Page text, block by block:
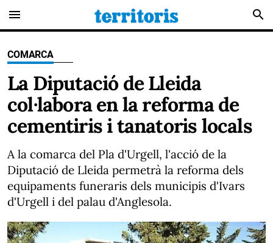
menu search
COMARCA
La Diputació de Lleida
col·labora en la reforma de
cementiris i tanatoris locals
A la comarca del Pla d'Urgell, l'acció de la
Diputació de Lleida permetrà la reforma dels
equipaments funeraris dels municipis d'Ivars
d'Urgell i del palau d'Anglesola.